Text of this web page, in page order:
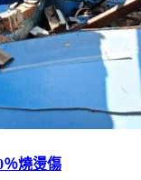
燒燙傷